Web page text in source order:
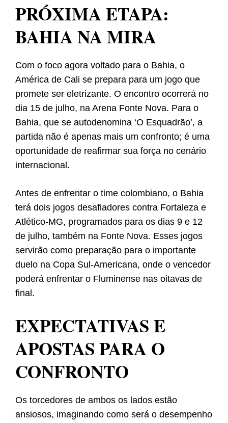
PRÓXIMA ETAPA:
BAHIA NA MIRA
Com o foco agora voltado para o Bahia, o
América de Cali se prepara para um jogo que
promete ser eletrizante. O encontro ocorrerá no
dia 15 de julho, na Arena Fonte Nova. Para o
Bahia, que se autodenomina ‘O Esquadrão’, a
partida não é apenas mais um confronto; é uma
oportunidade de reafirmar sua força no cenário
internacional.
Antes de enfrentar o time colombiano, o Bahia
terá dois jogos desafiadores contra Fortaleza e
Atlético-MG, programados para os dias 9 e 12
de julho, também na Fonte Nova. Esses jogos
servirão como preparação para o importante
duelo na Copa Sul-Americana, onde o vencedor
poderá enfrentar o Fluminense nas oitavas de
final.
EXPECTATIVAS E
APOSTAS PARA O
CONFRONTO
Os torcedores de ambos os lados estão
ansiosos, imaginando como será o desempenho